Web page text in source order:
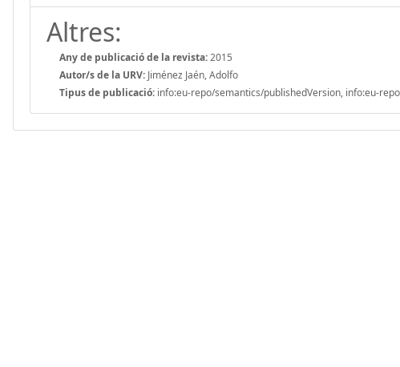
Altres:
Any de publicació de la revista:2015
Autor/s de la URV: Jiménez Jaén, Adolfo
Tipus de publicació: info:eu-repo/semantics/publishedVersion, info:eu-